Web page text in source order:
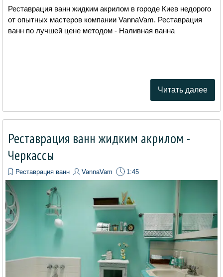
Реставрация ванн жидким акрилом в городе Киев недорого
от опытных мастеров компании VannaVam. Реставрация
ванн по лучшей цене методом - Наливная ванна
Читать далее
Реставрация ванн жидким акрилом -
Черкассы
Реставрация ванн VannaVam 1:45